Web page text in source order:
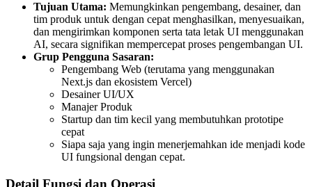
Tujuan Utama: Memungkinkan pengembang, desainer, dan
tim produk untuk dengan cepat menghasilkan, menyesuaikan,
dan mengirimkan komponen serta tata letak UI menggunakan
AI, secara signifikan mempercepat proses pengembangan UI.
Grup Pengguna Sasaran:
Pengembang Web (terutama yang menggunakan
Next.js dan ekosistem Vercel)
Desainer UI/UX
Manajer Produk
Startup dan tim kecil yang membutuhkan prototipe
cepat
Siapa saja yang ingin menerjemahkan ide menjadi kode
UI fungsional dengan cepat.
Detail Fungsi dan Operasi